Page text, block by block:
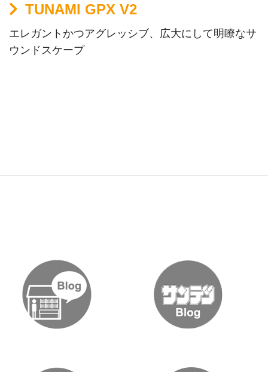
TUNAMI GPX V2
エレガントかつアグレッシブ、広大にして明瞭なサ
ウンドスケープ